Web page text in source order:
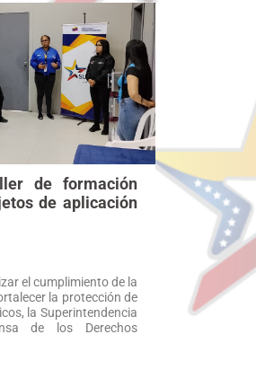
de formación
de aplicación
el cumplimiento de la
la protección de
la Superintendencia
de los Derechos